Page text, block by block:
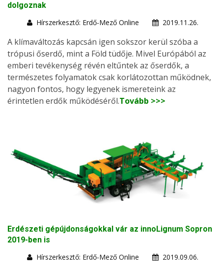
dolgoznak
Hírszerkesztő: Erdő-Mező Online
2019.11.26.
A klímaváltozás kapcsán igen sokszor kerül szóba a
trópusi őserdő, mint a Föld tüdője. Mivel Európából az
emberi tevékenység révén eltűntek az őserdők, a
természetes folyamatok csak korlátozottan működnek,
nagyon fontos, hogy legyenek ismereteink az
érintetlen erdők működéséről.Tovább >>>
Erdészeti gépújdonságokkal vár az innoLignum Sopron
2019-ben is
Hírszerkesztő: Erdő-Mező Online
2019.09.06.